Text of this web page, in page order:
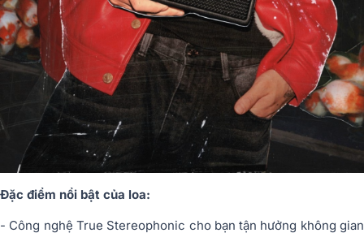
Đặc điểm nổi bật của loa:
- Công nghệ True Stereophonic cho bạn tận hưởng không gian